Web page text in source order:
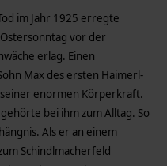
im Jahr 1925 erregte
vor der
erlag. Einen
Max des ersten Haimerl-
enormen Körperkraft.
bei ihm zum Alltag. So
Als er an einem
Schindlmacherfeld